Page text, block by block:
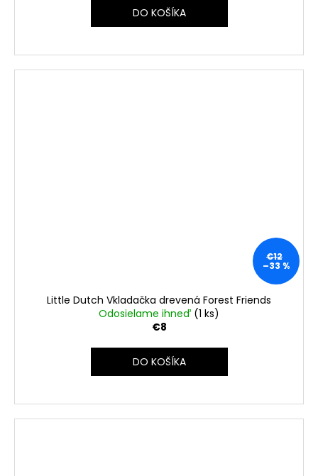
DO KOŠÍKA
€12
–33 %
Little Dutch Vkladačka drevená Forest Friends
Odosielame ihneď (1 ks)
€8
DO KOŠÍKA